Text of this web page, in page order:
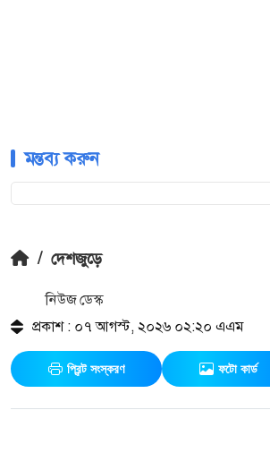
মন্তব্য করুন
/ দেশজুড়ে
নিউজ ডেস্ক
প্রকাশ : ০৭ আগস্ট, ২০২৬ ০২:২০ এএম
প্রিন্ট সংস্করণ ফটো কার্ড